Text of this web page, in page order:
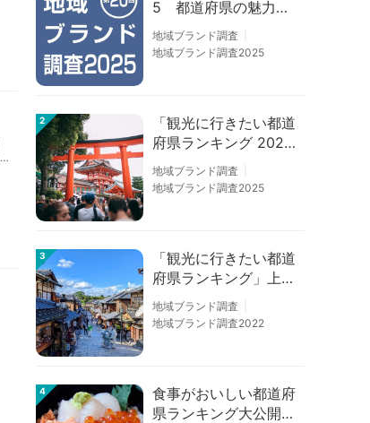
5 都道府県の魅力度
等調査結果
地域ブランド調査
地域ブランド調査2025
2
「観光に行きたい都道
府県ランキング 202
6」京都は低下、神奈
川上昇
地域ブランド調査
地域ブランド調査2025
3
「観光に行きたい都道
府県ランキング」上位
の順位に変動あり
地域ブランド調査
地域ブランド調査2022
4
食事がおいしい都道府
県ランキング大公開！